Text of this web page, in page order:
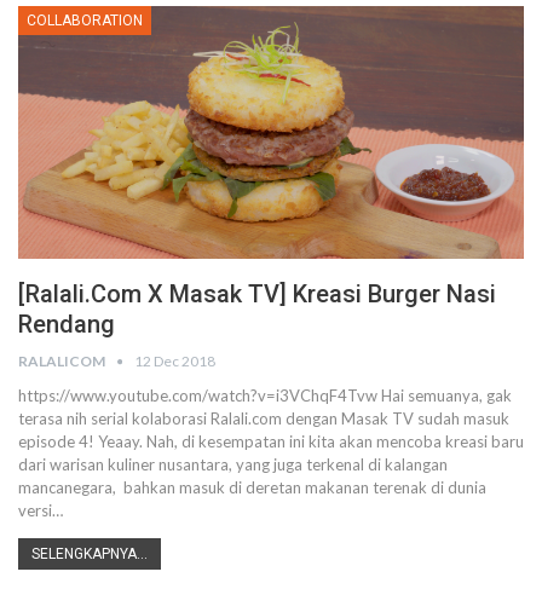
COLLABORATION
[Ralali.Com X Masak TV] Kreasi Burger Nasi
Rendang
RALALICOM 12 Dec 2018
https://www.youtube.com/watch?v=i3VChqF4Tvw Hai semuanya, gak
terasa nih serial kolaborasi Ralali.com dengan Masak TV sudah masuk
episode 4! Yeaay. Nah, di kesempatan ini kita akan mencoba kreasi baru
dari warisan kuliner nusantara, yang juga terkenal di kalangan
mancanegara, bahkan masuk di deretan makanan terenak di dunia
versi…
SELENGKAPNYA...